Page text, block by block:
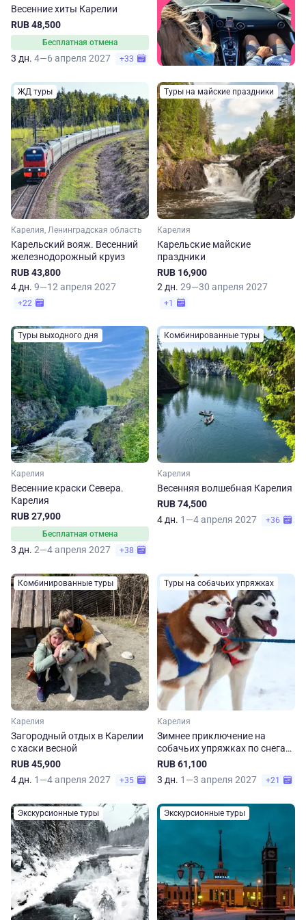
Весенние хиты Карелии
RUB 48,500
Бесплатная отмена
3 дн. 4—6 апреля 2027 +33
ЖД туры
Карелия, Ленинградская область
Карельский вояж. Весенний
железнодорожный круиз
RUB 43,800
4 дн. 9—12 апреля 2027
+22
Туры на майские праздники
Карелия
Карельские майские
праздники
RUB 16,900
2 дн. 29—30 апреля 2027
+1
Туры выходного дня
Карелия
Весенние краски Севера.
Карелия
RUB 27,900
Бесплатная отмена
3 дн. 2—4 апреля 2027 +38
Комбинированные туры
Карелия
Весенняя волшебная Карелия
RUB 74,500
4 дн. 1—4 апреля 2027 +36
Комбинированные туры
Карелия
Загородный отдых в Карелии
с хаски весной
RUB 45,900
4 дн. 1—4 апреля 2027 +35
Туры на собачьих упряжках
Карелия
Зимнее приключение на
собачьих упряжках по снегам
Карелии
RUB 61,100
3 дн. 1—3 апреля 2027 +21
Экскурсионные туры Экскурсионные туры